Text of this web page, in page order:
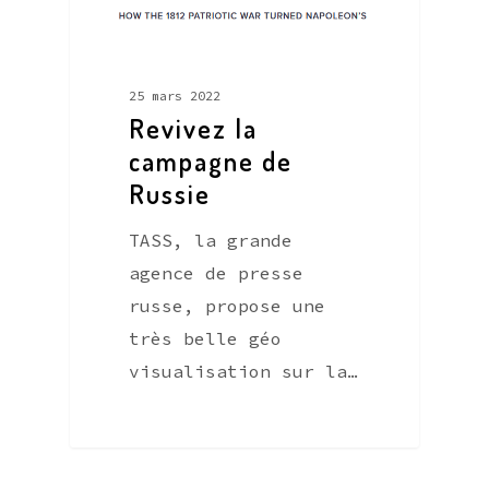
25 mars 2022
Revivez la
campagne de
Russie
TASS, la grande
agence de presse
russe, propose une
très belle géo
visualisation sur la…